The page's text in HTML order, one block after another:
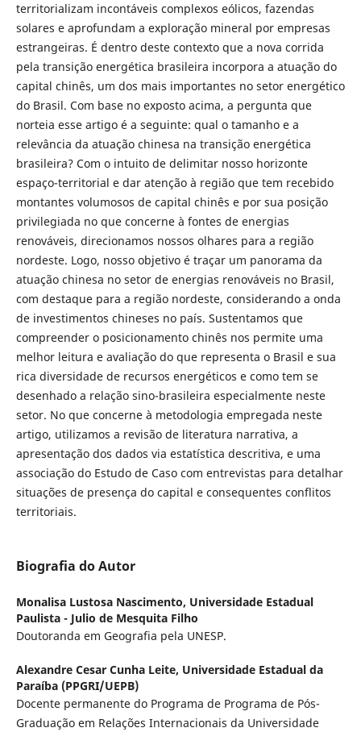
territorializam incontáveis complexos eólicos, fazendas
solares e aprofundam a exploração mineral por empresas
estrangeiras. É dentro deste contexto que a nova corrida
pela transição energética brasileira incorpora a atuação do
capital chinês, um dos mais importantes no setor energético
do Brasil. Com base no exposto acima, a pergunta que
norteia esse artigo é a seguinte: qual o tamanho e a
relevância da atuação chinesa na transição energética
brasileira? Com o intuito de delimitar nosso horizonte
espaço-territorial e dar atenção à região que tem recebido
montantes volumosos de capital chinês e por sua posição
privilegiada no que concerne à fontes de energias
renováveis, direcionamos nossos olhares para a região
nordeste. Logo, nosso objetivo é traçar um panorama da
atuação chinesa no setor de energias renováveis no Brasil,
com destaque para a região nordeste, considerando a onda
de investimentos chineses no país. Sustentamos que
compreender o posicionamento chinês nos permite uma
melhor leitura e avaliação do que representa o Brasil e sua
rica diversidade de recursos energéticos e como tem se
desenhado a relação sino-brasileira especialmente neste
setor. No que concerne à metodologia empregada neste
artigo, utilizamos a revisão de literatura narrativa, a
apresentação dos dados via estatística descritiva, e uma
associação do Estudo de Caso com entrevistas para detalhar
situações de presença do capital e consequentes conflitos
territoriais.
Biografia do Autor
Monalisa Lustosa Nascimento, Universidade Estadual
Paulista - Julio de Mesquita Filho
Doutoranda em Geografia pela UNESP.
Alexandre Cesar Cunha Leite, Universidade Estadual da
Paraíba (PPGRI/UEPB)
Docente permanente do Programa de Programa de Pós-
Graduação em Relações Internacionais da Universidade